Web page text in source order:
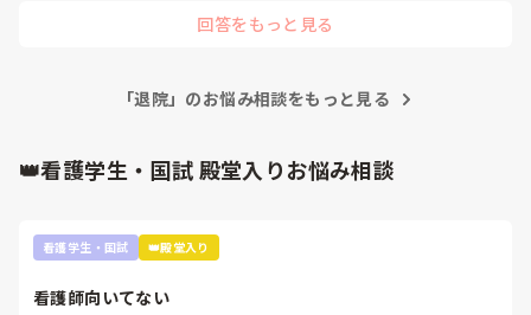
らないことを近くの先輩を必死でつかまえていちいち聞きな
分がなにをやってるのかもわからないときもあり、いっぱい
いっぱいです。
が、そうだよね、しんどいよねと言われるだけで何も変わり
ません…。
みててほしいと頼みましたが、それもなにも変わりません…
聞きたい時に先輩に聞けない状況、でも時間は刻々と過ぎてい
はあるかもしれないけど、それだけじゃない、環境要因もある
と思うので。
回答をもっと見る
「退院」のお悩み相談をもっと見る
👑看護学生・国試 殿堂入りお悩み相談
看護学生・国試 👑殿堂入り
看護師向いてない